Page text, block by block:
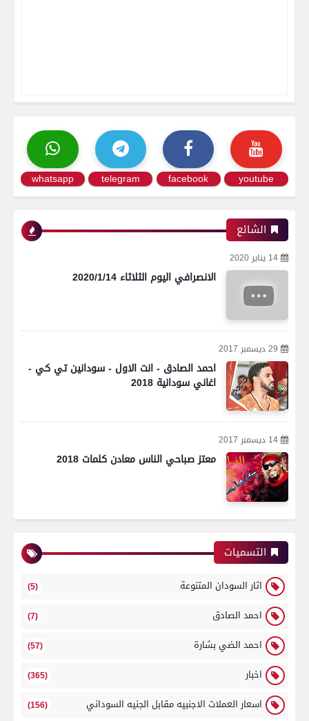
youtube
facebook
telegram
whatsapp
الشائع
14 يناير 2020
الانصرافي اليوم الثلاثاء 2020/1/14
29 ديسمبر 2017
احمد الصادق - انت الاول - سودانين تي كي -
اغاني سودانية 2018
14 ديسمبر 2017
معتز صباحي الناس معادن كلمات 2018
التسميات
اثار السودان المتنوعة (5)
احمد الصادق (7)
احمد الضي بشارة (57)
اخبار (365)
اسعار العملات الاجنبيه مقابل الجنيه السوداني (156)